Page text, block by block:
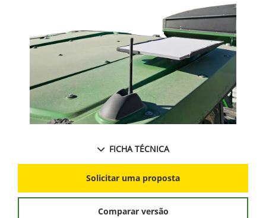
FICHA TÉCNICA
Solicitar uma proposta
Comparar versão